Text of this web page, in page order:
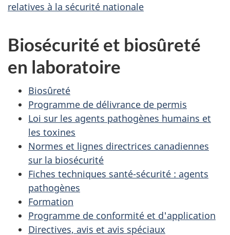
relatives à la sécurité nationale
Biosécurité et biosûreté
en laboratoire
Biosûreté
Programme de délivrance de permis
Loi sur les agents pathogènes humains et
les toxines
Normes et lignes directrices canadiennes
sur la biosécurité
Fiches techniques santé-sécurité : agents
pathogènes
Formation
Programme de conformité et d'application
Directives, avis et avis spéciaux